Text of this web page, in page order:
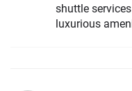
shuttle services for
luxurious